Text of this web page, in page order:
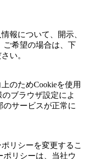
報について、開示、
ご希望の場合は、下
い。
のためCookieを使用
ブラウザ設定によ
のサービスが正常に
リシーを変更するこ
ポリシーは、当社ウ